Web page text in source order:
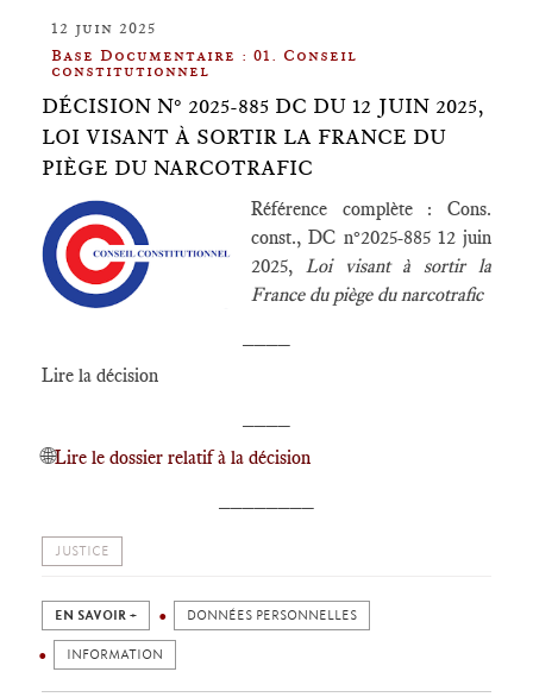
12 juin 2025
Base Documentaire : 01. Conseil
constitutionnel
DÉCISION N° 2025-885 DC DU 12 JUIN 2025,
LOI VISANT À SORTIR LA FRANCE DU
PIÈGE DU NARCOTRAFIC
Référence complète : Cons.
const., DC n°2025-885 12 juin
2025, Loi visant à sortir la
France du piège du narcotrafic
Lire la décision
🌐Lire le dossier relatif à la décision
JUSTICE
EN SAVOIR + DONNÉES PERSONNELLES
INFORMATION